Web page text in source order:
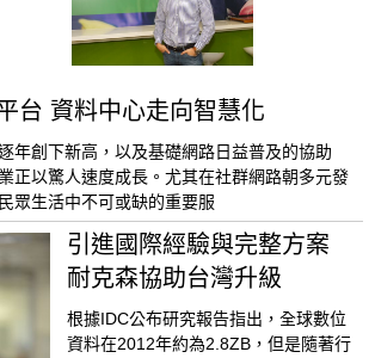
台 資料中心走向智慧化
年創下新高，以及基礎網路日益普及的協助
正以驚人速度成長。尤其在社群網路朝多元發
眾生活中不可或缺的重要服
引進國際經驗與完整方案
耐克森協助台灣升級
根據IDC公布研究報告指出，全球數位
資料在2012年約為2.8ZB，但是隨著行